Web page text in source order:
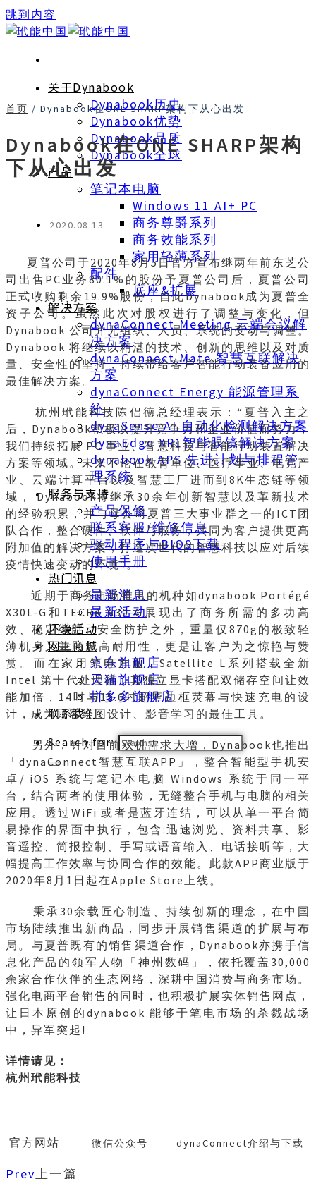
跳到内容
关于Dynabook
Dynabook历史
Dynabook优势
Dynabook品质
Dynabook全球
产品
笔记本电脑
Windows 11 AI+ PC
商务尊爵系列
商务效能系列
家用轻薄系列
配件
底座&扩展
解决方案
dynaConnect Meeting 云端会议解
决方案
dynaConnect Mate 智慧互联解决
方案
dynaConnect Energy 能源管理系
統
dynaSense AI 自动化检测解决方案
dynaEdge XR1智能眼镜解决方案
dynabook APS 先进计划与排程管
理系统
服务与支持
产品保修
联系客服/维修信息
驱动程序与BIOS下载
使用手册
热门讯息
最新消息
最新活动
环境活动
网上商城
京东旗舰店
天猫旗舰店
拼多多旗舰店
联系我们
Search for:
首页 / Dynabook在ONE SHARP架构下从心出发
Dynabook在ONE SHARP架构
下从心出发
2020.08.13
夏普公司于2020年8月5日官方宣布继两年前东芝公
司出售PC业务80.1%的股份予夏普公司后，夏普公司
正式收购剩余19.9%股份，自此Dynabook成为夏普全
资子公司。虽然此次对股权进行了调整与变化，但
Dynabook 公司并无组织、人员、系统的变动与调整。
Dynabook 将继续以精湛的技术、创新的思维以及对质
量、安全性的坚持，持续带给客户智能行动装备应用的
最佳解决方案。
杭州玳能科技陈侣德总经理表示：“夏普入主之
后，Dynabook积极以提升竞争力和企业价值而努力，
我们持续拓展 PC 事业、智慧科技与智能行动装置解决
方案等领域。未来不论在教育单位、医疗事业、电竞产
业、云端计算平台以及智慧工厂进而到8K生态链等领
域， Dynabook将继承30余年创新智慧以及革新技术
的经验积累，并与母公司夏普三大事业群之一的ICT团
队合作，整合硬件、软件与服务，共同为客户提供更高
附加值的解决方案，打造次世代的智慧科技以应对后续
疫情快速变动的环境”。
近期于商务市场推出的机种如dynabook Portégé
X30L-G和TECRA A30-G展现出了商务所需的多功高
效、稳定续航、安全防护之外，重量仅870g的极致轻
薄机身又兼顾超高耐用性，更是让客户为之惊艳与赞
赏。而在家用笔电方面，Satellite L系列搭载全新
Intel 第十代处理器，其独立显卡搭配双储存空间让效
能加倍，14吋与15.6吋超窄边框荧幕与快速充电的设
计，成为顾客绘图设计、影音学习的最佳工具。
另外，针对目前双机需求大增，Dynabook也推出
「dynaConnect智慧互联APP」，整合智能型手机安
卓/ iOS 系统与笔记本电脑 Windows 系统于同一平
台，结合两者的使用体验，无缝整合手机与电脑的相关
应用。透过WiFi 或者是蓝牙连结，可以从单一平台简
易操作的界面中执行，包含:迅速浏览、资料共享、影
音遥控、简报控制、手写或语音输入、电话接听等，大
幅提高工作效率与协同合作的效能。此款APP商业版于
2020年8月1日起在Apple Store上线。
秉承30余载匠心制造、持续创新的理念，在中国
市场陆续推出新商品，同步开展销售渠道的扩展与布
局。与夏普既有的销售渠道合作，Dynabook亦携手信
息化产品的领军人物「神州数码」，依托覆盖30,000
余家合作伙伴的生态网络，深耕中国消费与商务市场。
强化电商平台销售的同时，也积极扩展实体销售网点，
让日本原创的dynabook 能够于笔电市场的杀戮战场
中，异军突起!
详情请见：
杭州玳能科技
官方网站 微信公众号 dynaConnect介绍与下载
Prev上一篇